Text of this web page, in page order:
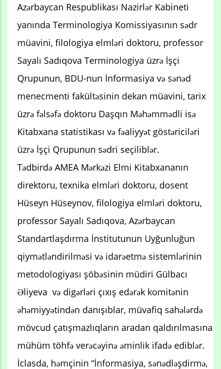
Azərbaycan Respublikası Nazirlər Kabineti
yanında Terminologiya Komissiyasının sədr
müavini, filologiya elmləri doktoru, professor
Sayalı Sadıqova Terminologiya üzrə İşçi
Qrupunun, BDU-nun İnformasiya və sənəd
menecmenti fakültəsinin dekan müavini, tarix
üzrə fəlsəfə doktoru Daşqın Məhəmmədli isə
Kitabxana statistikası və fəaliyyət göstəriciləri
üzrə İşçi Qrupunun sədri seçiliblər.
Tədbirdə AMEA Mərkəzi Elmi Kitabxananın
direktoru, texnika elmləri doktoru, dosent
Hüseyn Hüseynov, filologiya elmləri doktoru,
professor Sayalı Sadıqova, Azərbaycan
Standartlaşdırma İnstitutunun Uyğunluğun
qiymətləndirilməsi və idarəetmə sistemlərinin
metodologiyası şöbəsinin müdiri Gülbacı
Əliyeva və digərləri çıxış edərək komitənin
əhəmiyyətindən danışıblar, müvafiq sahələrdə
mövcud çatışmazlıqların aradan qaldırılmasına
mühüm töhfə verəcəyinə əminlik ifadə ediblər.
İclasda, həmçinin “İnformasiya, sənədləşdirmə,